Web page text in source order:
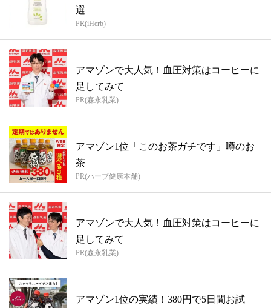
選
PR(iHerb)
アマゾンで大人気！血圧対策はコーヒーに
足してみて
PR(森永乳業)
アマゾン1位「このお茶ガチです」噂のお
茶
PR(ハーブ健康本舗)
アマゾンで大人気！血圧対策はコーヒーに
足してみて
PR(森永乳業)
アマゾン1位の実績！380円で5日間お試